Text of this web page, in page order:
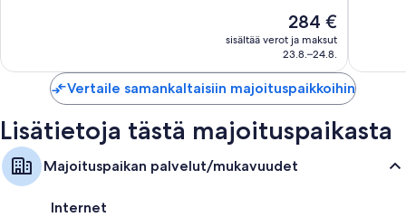
Hinta
on
284 €
284 €
sisältää verot ja maksut
23.8.–24.8.
Vertaile samankaltaisiin majoituspaikkoihin
Lisätietoja tästä majoituspaikasta
Majoituspaikan palvelut/mukavuudet
Internet